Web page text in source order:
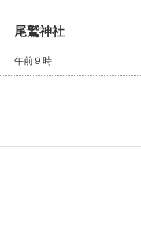
尾鷲神社
午前９時